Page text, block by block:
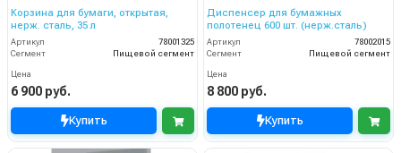
Корзина для бумаги, открытая,
нерж. сталь, 35 л
Артикул
78001325
Сегмент
Пищевой сегмент
Цена
6 900 руб.
Купить
Диспенсер для бумажных
полотенец 600 шт. (нерж.сталь)
Артикул
78002015
Сегмент
Пищевой сегмент
Цена
8 800 руб.
Купить